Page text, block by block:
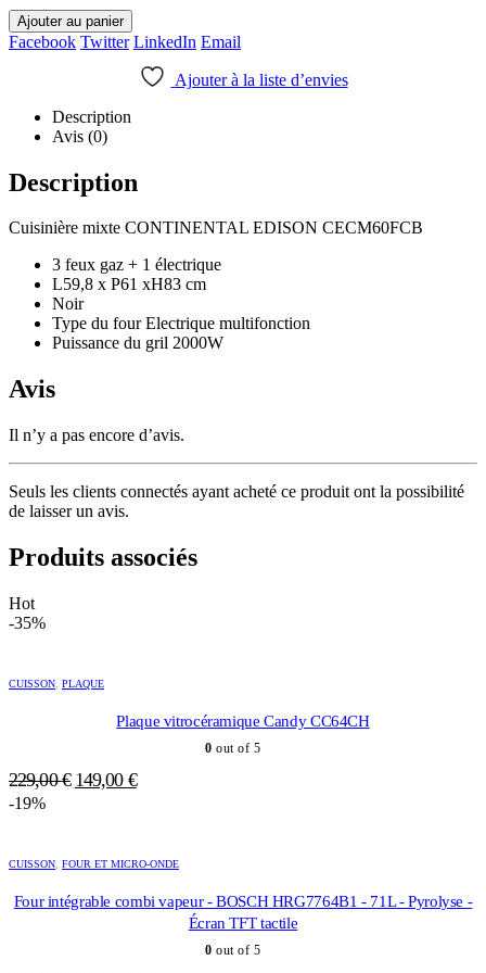
Ajouter au panier
Facebook Twitter LinkedIn Email
Ajouter à la liste d’envies
Description
Avis (0)
Description
Cuisinière mixte CONTINENTAL EDISON CECM60FCB
3 feux gaz + 1 électrique
L59,8 x P61 xH83 cm
Noir
Type du four Electrique multifonction
Puissance du gril 2000W
Avis
Il n’y a pas encore d’avis.
Seuls les clients connectés ayant acheté ce produit ont la possibilité
de laisser un avis.
Produits associés
Hot
-35%
CUISSON PLAQUE
Plaque vitrocéramique Candy CC64CH
0 out of 5
229,00€ Le
229,00 €.
149,00 €Le
149,00 €.
-19%
CUISSON FOUR ET MICRO-ONDE
Four intégrable combi vapeur - BOSCH HRG7764B1 - 71L - Pyrolyse -
Écran TFT tactile
0 out of 5